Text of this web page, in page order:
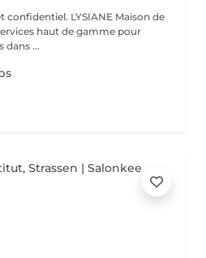
Maison de
haut de gamme pour
dans ...